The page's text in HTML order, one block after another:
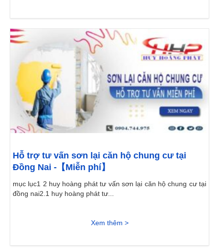
Hỗ trợ tư vấn sơn lại căn hộ chung cư tại
Đồng Nai -【Miễn phí】
mục lục1 2 huy hoàng phát tư vấn sơn lại căn hộ chung cư tại
đồng nai2.1 huy hoàng phát tư...
Xem thêm >